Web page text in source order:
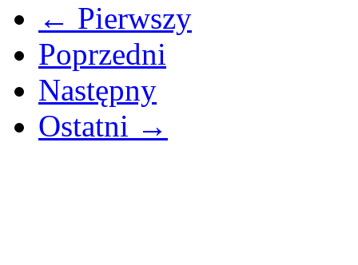
← Pierwszy
Poprzedni
Następny
Ostatni →